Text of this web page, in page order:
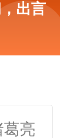
出言
亮